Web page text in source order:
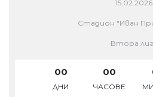
15.02.2026
Стадион "Иван
Втора
00
ДНИ
00
ЧАСОВЕ